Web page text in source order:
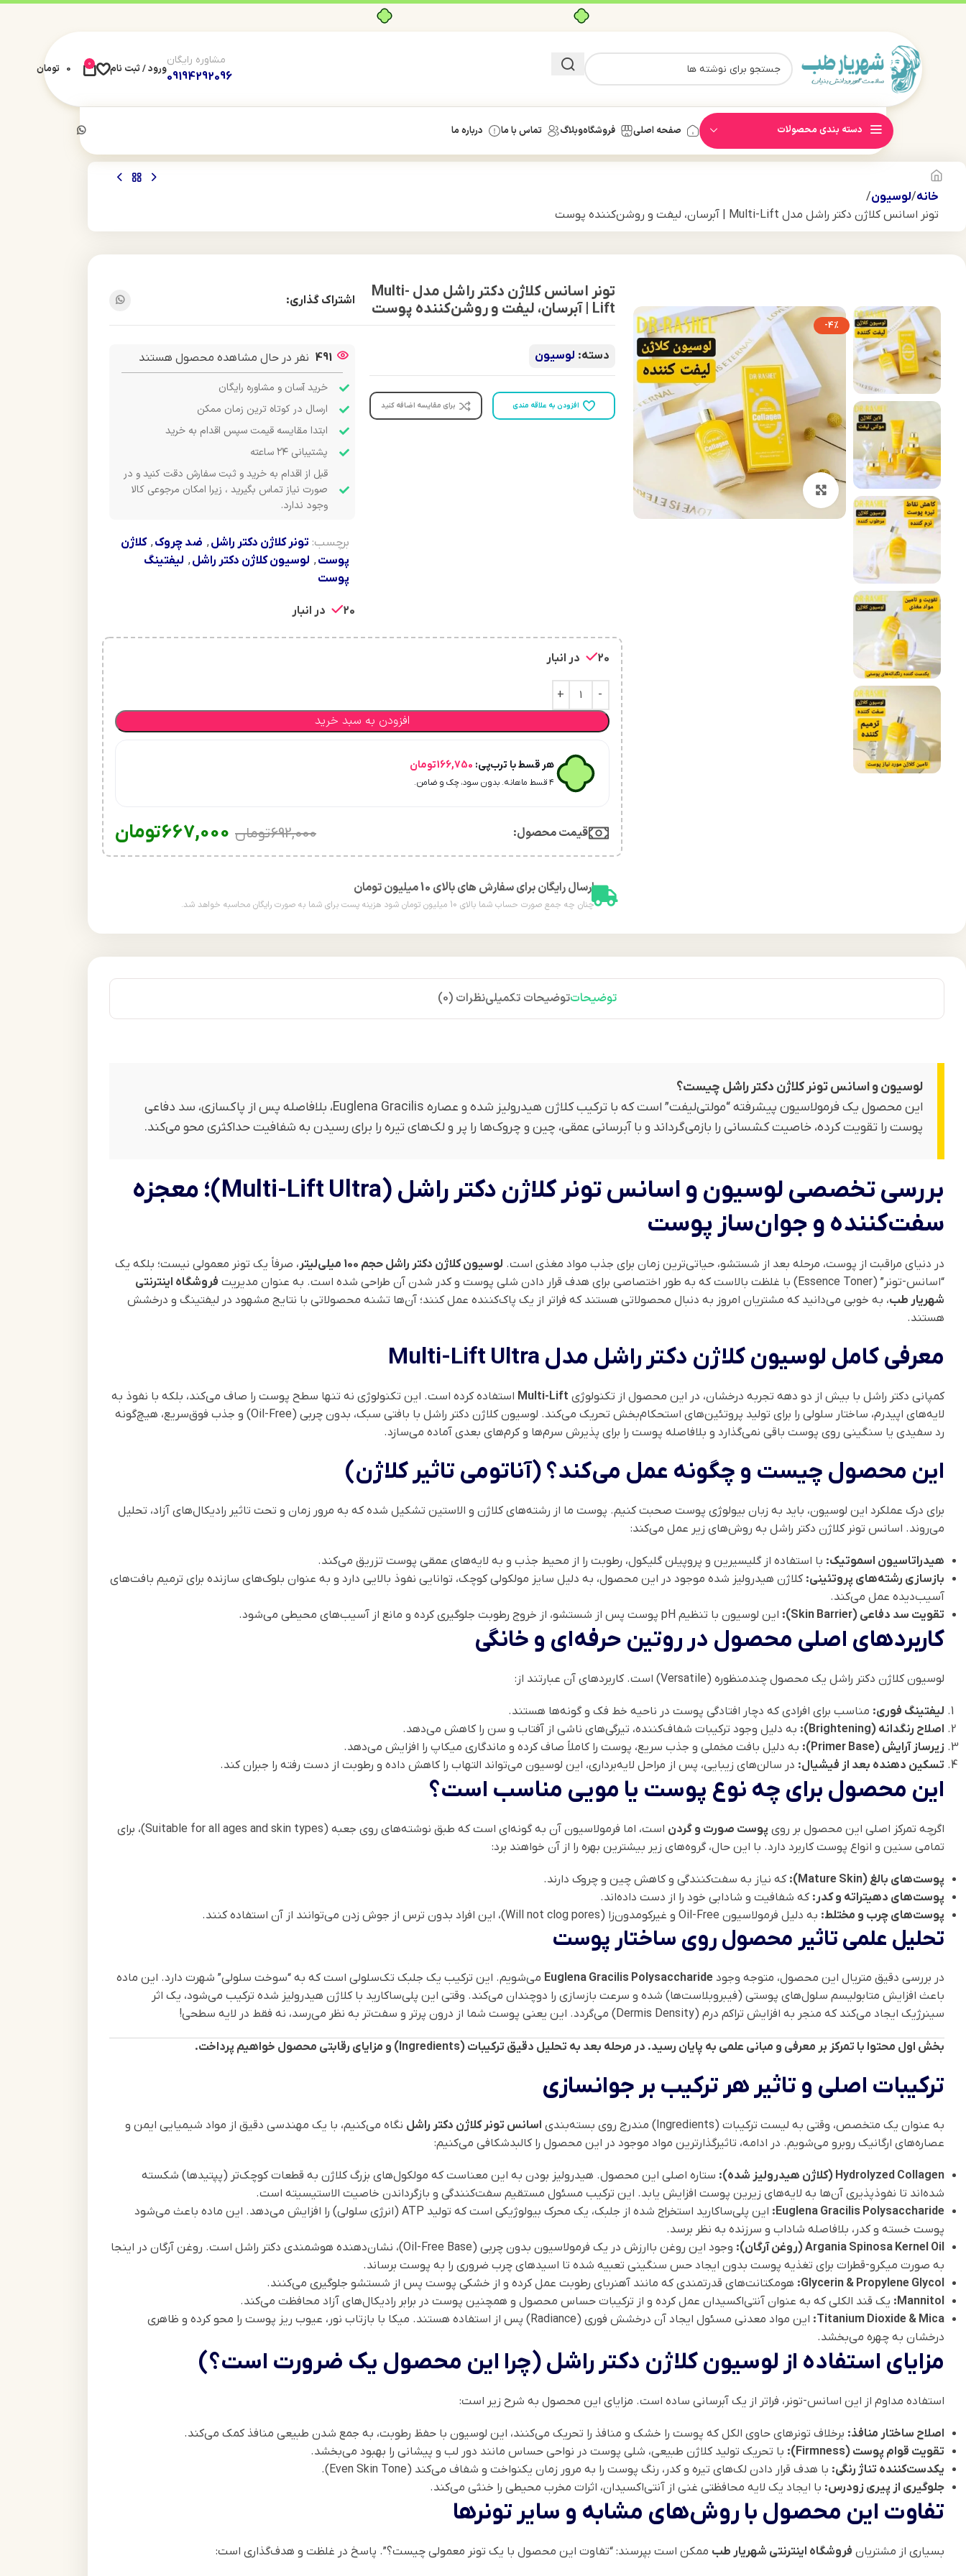
بدون ضامن، بدون سود
مشاوره رایگان
09194292096
ورود / ثبت نام 0
0 تومان
دسته بندی محصولات صفحه اصلی فروشگاهوبلاگ تماس با ما درباره ما
خانه لوسیون
تونر اسانس کلاژن دکتر راشل مدل Multi-Lift | آبرسان، لیفت و روشن‌کننده پوست
-4%
بزرگنمایی تصویر
تونر اسانس کلاژن دکتر راشل مدل Multi-
Lift | آبرسان، لیفت و روشن‌کننده پوست
اشتراک گذاری:
دسته: لوسیون
افزودن به علاقه مندی برای مقایسه اضافه کنید
491 نفر در حال مشاهده محصول هستند
خرید آسان و مشاوره رایگان
ارسال در کوتاه ترین زمان ممکن
ابتدا مقایسه قیمت سپس اقدام به خرید
پشتیبانی ۲۴ ساعته
قبل از اقدام به خرید و ثبت سفارش دقت کنید و در
صورت نیاز تماس بگیرید ، زیرا امکان مرجوعی کالا
وجود ندارد.
برچسب: تونر کلاژن دکتر راشل, ضد چروک, کلاژن
پوست, لوسیون کلاژن دکتر راشل, لیفتینگ
پوست
20 در انبار
20 در انبار
افزودن به سبد خرید
هر قسط با ترب‌پی: 166,750تومان
۴ قسط ماهانه. بدون سود، چک و ضامن.
قیمت محصول:​ 692,000تومان 667,000تومان
ارسال رایگان برای سفارش های بالای 10 میلیون تومان
چنان چه جمع صورت حساب شما بالای 10 میلیون تومان شود هزینه پست برای شما به صورت رایگان محاسبه خواهد شد.
توضیحاتتوضیحات تکمیلینظرات (0)
لوسیون و اسانس تونر کلاژن دکتر راشل چیست؟
این محصول یک فرمولاسیون پیشرفته “مولتی‌لیفت” است که با ترکیب کلاژن هیدرولیز شده و عصاره Euglena Gracilis، بلافاصله پس از پاکسازی، سد دفاعی
پوست را تقویت کرده، خاصیت کشسانی را بازمی‌گرداند و با آبرسانی عمقی، چین و چروک‌ها را پر و لک‌های تیره را برای رسیدن به شفافیت حداکثری محو می‌کند.
بررسی تخصصی لوسیون و اسانس تونر کلاژن دکتر راشل (Multi-Lift Ultra)؛ معجزه
سفت‌کننده و جوان‌ساز پوست
در دنیای مراقبت از پوست، مرحله بعد از شستشو، حیاتی‌ترین زمان برای جذب مواد مغذی است. لوسیون کلاژن دکتر راشل حجم 100 میلی‌لیتر
، صرفاً یک تونر معمولی نیست؛ بلکه یک
“اسانس-تونر” (Essence Toner) با غلظت بالاست که به طور اختصاصی برای هدف قرار دادن شلی پوست و کدر شدن آن طراحی شده است. به عنوان مدیریت
فروشگاه اینترنتی
شهریار طب، به خوبی می‌دانید که مشتریان امروز به دنبال محصولاتی هستند که فراتر از یک پاک‌کننده عمل کنند؛ آن‌ها تشنه محصولاتی با نتایج مشهود در لیفتینگ و درخشش
هستند.
معرفی کامل لوسیون کلاژن دکتر راشل مدل Multi-Lift Ultra
کمپانی دکتر راشل با بیش از دو دهه تجربه درخشان، در این محصول از تکنولوژی Multi-Lift استفاده کرده است. این تکنولوژی نه تنها سطح پوست را صاف می‌کند، بلکه با نفوذ به
لایه‌های اپیدرم، ساختار سلولی را برای تولید پروتئین‌های استحکام‌بخش تحریک می‌کند. لوسیون کلاژن دکتر راشل با بافتی سبک، بدون چربی (Oil-Free) و جذب فوق‌سریع، هیچ‌گونه
رد سفیدی یا سنگینی روی پوست باقی نمی‌گذارد و بلافاصله پوست را برای پذیرش سرم‌ها و کرم‌های بعدی آماده می‌سازد.
این محصول چیست و چگونه عمل می‌کند؟ (آناتومی تاثیر کلاژن)
برای درک عملکرد این لوسیون، باید به زبان بیولوژی پوست صحبت کنیم. پوست ما از رشته‌های کلاژن و الاستین تشکیل شده که به مرور زمان و تحت تاثیر رادیکال‌های آزاد، تحلیل
می‌روند. اسانس تونر کلاژن دکتر راشل به روش‌های زیر عمل می‌کند:
هیدراتاسیون اسموتیک: با استفاده از گلیسیرین و پروپیلن گلیکول، رطوبت را از محیط جذب و به لایه‌های عمقی پوست تزریق می‌کند.
بازسازی رشته‌های پروتئینی: کلاژن هیدرولیز شده موجود در این محصول، به دلیل سایز مولکولی کوچک، توانایی نفوذ بالایی دارد و به عنوان بلوک‌های سازنده برای ترمیم بافت‌های
آسیب‌دیده عمل می‌کند.
تقویت سد دفاعی (Skin Barrier):
این لوسیون با تنظیم pH پوست پس از شستشو، از خروج رطوبت جلوگیری کرده و مانع از آسیب‌های محیطی می‌شود.
کاربردهای اصلی محصول در روتین حرفه‌ای و خانگی
لوسیون کلاژن دکتر راشل یک محصول چندمنظوره (Versatile) است. کاربردهای آن عبارتند از:
لیفتینگ فوری: مناسب برای افرادی که دچار افتادگی پوست در ناحیه خط فک و گونه‌ها هستند.
اصلاح رنگدانه (Brightening):
به دلیل وجود ترکیبات شفاف‌کننده، تیرگی‌های ناشی از آفتاب و سن را کاهش می‌دهد.
زیرساز آرایش (Primer Base):
به دلیل بافت مخملی و جذب سریع، پوست را کاملاً صاف کرده و ماندگاری میکاپ را افزایش می‌دهد.
تسکین دهنده بعد از فیشیال: در سالن‌های زیبایی، پس از مراحل لایه‌برداری، این لوسیون می‌تواند التهاب را کاهش داده و رطوبت از دست رفته را جبران کند.
این محصول برای چه نوع پوست یا مویی مناسب است؟
اگرچه تمرکز اصلی این محصول بر روی پوست صورت و گردن
است، اما فرمولاسیون آن به گونه‌ای است که طبق نوشته‌های روی جعبه (Suitable for all ages and skin types)، برای
تمامی سنین و انواع پوست کاربرد دارد. با این حال، گروه‌های زیر بیشترین بهره را از آن خواهند برد:
پوست‌های بالغ (Mature Skin):
که نیاز به سفت‌کنندگی و کاهش چین و چروک دارند.
پوست‌های دهیتراته و کدر: که شفافیت و شادابی خود را از دست داده‌اند.
پوست‌های چرب و مختلط: به دلیل فرمولاسیون Oil-Free و غیرکومدون‌زا (Will not clog pores)، این افراد بدون ترس از جوش زدن می‌توانند از آن استفاده کنند.
تحلیل علمی تاثیر محصول روی ساختار پوست
در بررسی دقیق متریال این محصول، متوجه وجود Euglena Gracilis Polysaccharide می‌شویم. این ترکیب یک جلبک تک‌سلولی است که به “سوخت سلولی” شهرت دارد. این ماده
باعث افزایش متابولیسم سلول‌های پوستی (فیبروبلاست‌ها) شده و سرعت بازسازی را دوچندان می‌کند. وقتی این پلی‌ساکارید با کلاژن هیدرولیز شده ترکیب می‌شود، یک اثر
سینرژیک ایجاد می‌کند که منجر به افزایش تراکم درم (Dermis Density) می‌گردد. این یعنی پوست شما از درون پرتر و سفت‌تر به نظر می‌رسد، نه فقط در لایه سطحی!
بخش اول محتوا با تمرکز بر معرفی و مبانی علمی به پایان رسید. در مرحله بعد به تحلیل دقیق ترکیبات (Ingredients) و مزایای رقابتی محصول خواهیم پرداخت.
ترکیبات اصلی و تاثیر هر ترکیب بر جوانسازی
به عنوان یک متخصص، وقتی به لیست ترکیبات (Ingredients) مندرج روی بسته‌بندی اسانس تونر کلاژن دکتر راشل نگاه می‌کنیم، با یک مهندسی دقیق از مواد شیمیایی ایمن و
عصاره‌های ارگانیک روبرو می‌شویم. در ادامه، تاثیرگذارترین مواد موجود در این محصول را کالبدشکافی می‌کنیم:
Hydrolyzed Collagen (کلاژن هیدرولیز شده):
ستاره اصلی این محصول. هیدرولیز بودن به این معناست که مولکول‌های بزرگ کلاژن به قطعات کوچک‌تر (پپتیدها) شکسته
شده‌اند تا نفوذپذیری آن‌ها به لایه‌های زیرین پوست افزایش یابد. این ترکیب مسئول مستقیم سفت‌کنندگی و بازگرداندن خاصیت الاستیسیته است.
Euglena Gracilis Polysaccharide:
این پلی‌ساکارید استخراج شده از جلبک، یک محرک بیولوژیکی است که تولید ATP (انرژی سلولی) را افزایش می‌دهد. این ماده باعث می‌شود
پوست خسته و کدر، بلافاصله شاداب و سرزنده به نظر برسد.
Argania Spinosa Kernel Oil (روغن آرگان):
وجود این روغن باارزش در یک فرمولاسیون بدون چربی (Oil-Free Base)، نشان‌دهنده هوشمندی دکتر راشل است. روغن آرگان در اینجا
به صورت میکرو-قطرات برای تغذیه پوست بدون ایجاد حس سنگینی تعبیه شده تا اسیدهای چرب ضروری را به پوست برساند.
Glycerin & Propylene Glycol: هومکتانت‌های قدرتمندی که مانند آهنربای رطوبت عمل کرده و از خشکی پوست پس از شستشو جلوگیری می‌کنند.
Mannitol: یک قند الکلی که به عنوان آنتی‌اکسیدان عمل کرده و از ترکیبات حساس محصول و همچنین پوست در برابر رادیکال‌های آزاد محافظت می‌کند.
Titanium Dioxide & Mica:
این مواد معدنی مسئول ایجاد آن درخشش فوری (Radiance) پس از استفاده هستند. میکا با بازتاب نور، عیوب ریز پوست را محو کرده و ظاهری
درخشان به چهره می‌بخشد.
مزایای استفاده از لوسیون کلاژن دکتر راشل (چرا این محصول یک ضرورت است؟)
استفاده مداوم از این اسانس-تونر، فراتر از یک آبرسانی ساده است. مزایای این محصول به شرح زیر است:
اصلاح ساختار منافذ: برخلاف تونرهای حاوی الکل که پوست را خشک و منافذ را تحریک می‌کنند، این لوسیون با حفظ رطوبت، به جمع شدن طبیعی منافذ کمک می‌کند.
تقویت قوام پوست (Firmness):
با تحریک تولید کلاژن طبیعی، شلی پوست در نواحی حساس مانند دور لب و پیشانی را بهبود می‌بخشد.
یکدست‌کننده تناژ رنگی: با هدف قرار دادن لک‌های تیره و کدر، رنگ پوست را به مرور زمان یکنواخت و شفاف می‌کند (Even Skin Tone).
جلوگیری از پیری زودرس: با ایجاد یک لایه محافظتی غنی از آنتی‌اکسیدان، اثرات مخرب محیطی را خنثی می‌کند.
تفاوت این محصول با روش‌های مشابه و سایر تونرها
بسیاری از مشتریان فروشگاه اینترنتی شهریار طب ممکن است بپرسند: “تفاوت این محصول با یک تونر معمولی چیست؟”. پاسخ در غلظت و هدف‌گذاری است: